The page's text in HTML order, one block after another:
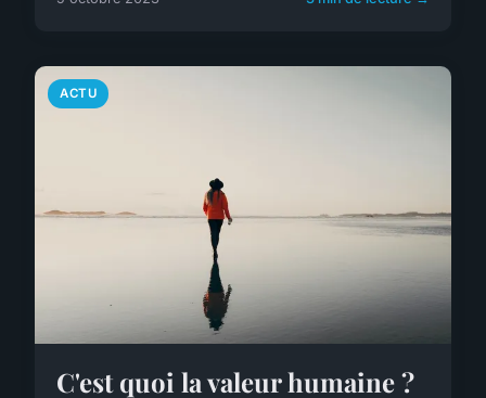
ACTU
C'est quoi la valeur humaine ?